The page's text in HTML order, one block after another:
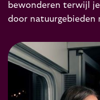
bewonderen terwijl
door natuurgebieden